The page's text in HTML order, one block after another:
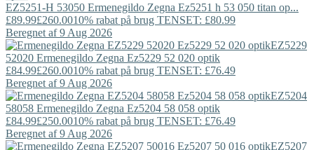
EZ5251-H 53050 Ermenegildo Zegna Ez5251 h 53 050 titan op...
£89.99£260.0010% rabat på brug TENSET: £80.99
Beregnet af 9 Aug 2026
EZ5229
52020 Ermenegildo Zegna Ez5229 52 020 optik
£84.99£260.0010% rabat på brug TENSET: £76.49
Beregnet af 9 Aug 2026
EZ5204
58058 Ermenegildo Zegna Ez5204 58 058 optik
£84.99£250.0010% rabat på brug TENSET: £76.49
Beregnet af 9 Aug 2026
EZ5207